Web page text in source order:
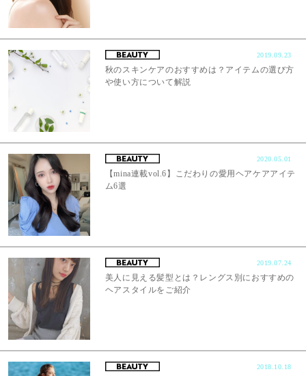
2019.09.23
秋のスキンケアのおすすめは？アイテムの選び方
や使い方について解説
2020.05.01
【mina連載vol.6】こだわりの愛用ヘアケアアイテ
ム6選
2019.07.24
美人に見える髪型とは？レングス別におすすめの
ヘアスタイルをご紹介
2018.10.18